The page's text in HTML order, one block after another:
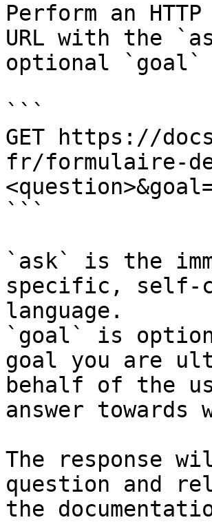
Perform an
URL with the
optional `goal`
```
GET https://
fr/formulaire-de-
```
`ask` is the
specific, self-
language.
`goal` is
goal you are
behalf of the
answer
The response
question and
the